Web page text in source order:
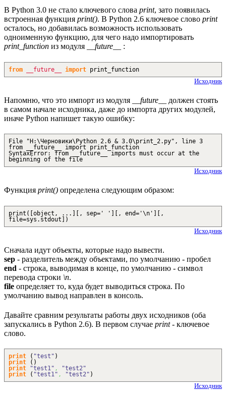
В Python 3.0 не стало ключевого слова print, зато появилась
встроенная функция print(). В Python 2.6 ключевое слово print
осталось, но добавилась возможность использовать
одноименную функцию, для чего надо импортировать
print_function из модуля __future__ :
from __future__ import print_function
Исходник
Напомню, что это импорт из модуля __future__ должен стоять
в самом начале исходника, даже до импорта других модулей,
иначе Python напишет такую ошибку:
File "H:\Черновики\Python 2.6 & 3.0\print_2.py", line 3
from __future__ import print_function
SyntaxError: from __future__ imports must occur at the
beginning of the file
Исходник
Функция print() определена следующим образом:
print([object, ...][, sep=' '][, end='\n'][,
file=sys.stdout])
Исходник
Сначала идут объекты, которые надо вывести.
sep - разделитель между объектами, по умолчанию - пробел
end - строка, выводимая в конце, по умолчанию - символ
перевода строки \n.
file определяет то, куда будет выводиться строка. По
умолчанию вывод направлен в консоль.
Давайте сравним результаты работы двух исходников (оба
запускались в Python 2.6). В первом случае print- ключевое
слово.
print ( "test" )
print
( )
print
"test1" ,
"test2"
print
( "test1" , "test2" )
Исходник